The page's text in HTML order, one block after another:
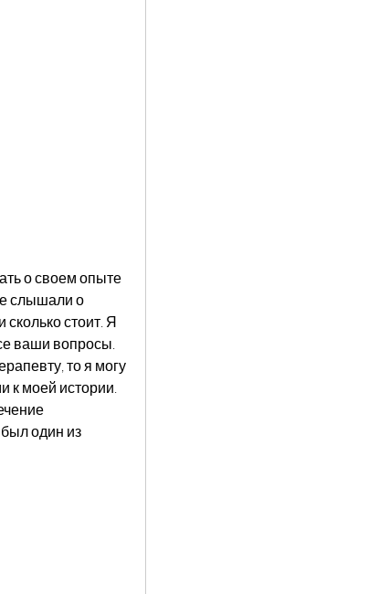
о своем опыте
слышали о
стоит. Я
ваши вопросы.
то я могу
к моей истории.
один из